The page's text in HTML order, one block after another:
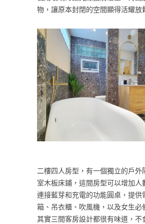
物，讓原本封閉的空間顯得活耀放
二樓四人房型，有一個獨立的戶外
室木板床鋪，這間房型可以增加人
連接藍芽和充電的功能圓桌，提供
箱、吊衣櫃、吹風機，以及女生必
其實三間客房設計都很有味道，不